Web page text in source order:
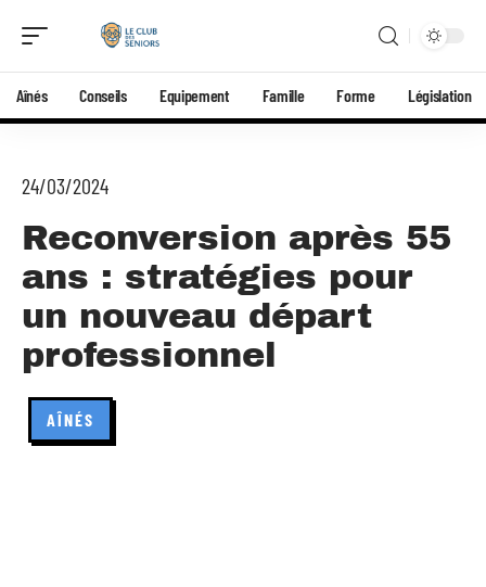
Aînés Conseils Equipement Famille Forme Législation
24/03/2024
Reconversion après 55
ans : stratégies pour
un nouveau départ
professionnel
AÎNÉS